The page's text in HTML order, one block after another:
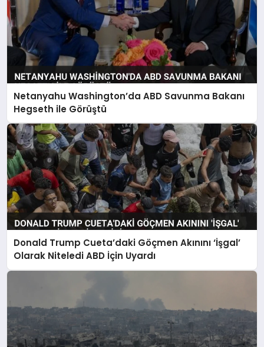
Netanyahu Washington’da ABD Savunma Bakanı
Hegseth ile Görüştü
Donald Trump Cueta’daki Göçmen Akınını ‘İşgal’
Olarak Niteledi ABD İçin Uyardı